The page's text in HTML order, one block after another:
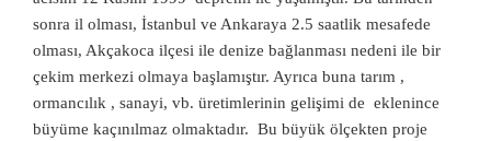
sonra il olması, İstanbul ve Ankaraya 2.5 saatlik mesafede
olması, Akçakoca ilçesi ile denize bağlanması nedeni ile bir
çekim merkezi olmaya başlamıştır. Ayrıca buna tarım ,
ormancılık , sanayi, vb. üretimlerinin gelişimi de eklenince
büyüme kaçınılmaz olmaktadır. Bu büyük ölçekten proje